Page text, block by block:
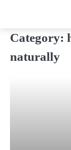
Category:
naturally